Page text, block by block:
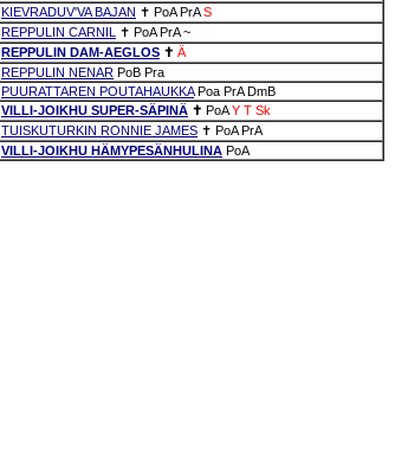
KIEVRADUV'VA BAJAN ✝ PoA PrA S
REPPULIN CARNIL
✝ PoA PrA ~
REPPULIN DAM-AEGLOS ✝ Ä
REPPULIN NENAR PoB Pra
PUURATTAREN POUTAHAUKKA Poa PrA DmB
VILLI-JOIKHU SUPER-SÄPINÄ ✝ PoA Y T Sk
TUISKUTURKIN RONNIE JAMES ✝ PoA PrA
VILLI-JOIKHU HÄMYPESÄNHULINA PoA